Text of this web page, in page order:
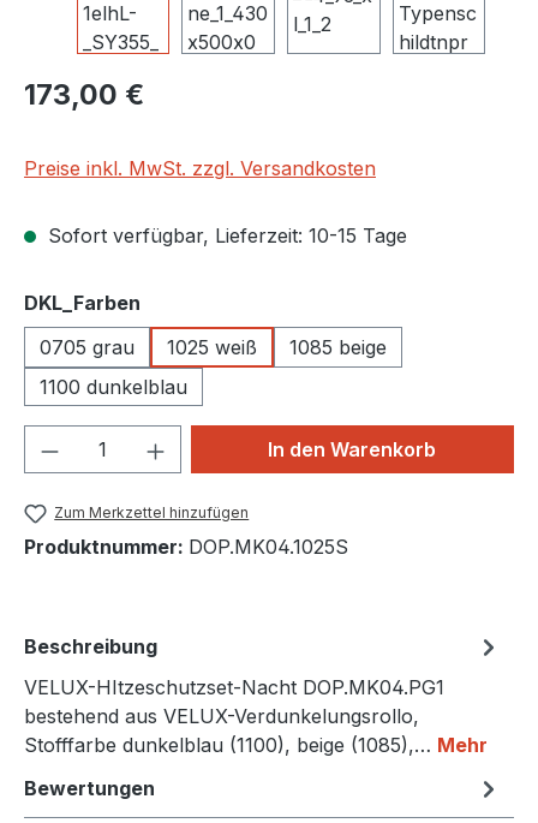
Regulärer Preis:
173,00 €
Preise inkl. MwSt. zzgl. Versandkosten
Sofort verfügbar, Lieferzeit: 10-15 Tage
DKL_Farben
0705 grau
1025 weiß
1085 beige
1100 dunkelblau
Produkt Anzahl: Gib denIn den Warenkorb
Zum Merkzettel hinzufügen
Produktnummer: DOP.MK04.1025S
Beschreibung
VELUX-HItzeschutzset-Nacht DOP.MK04.PG1
bestehend aus VELUX-Verdunkelungsrollo,
Stofffarbe dunkelblau (1100), beige (1085),… Mehr
Bewertungen